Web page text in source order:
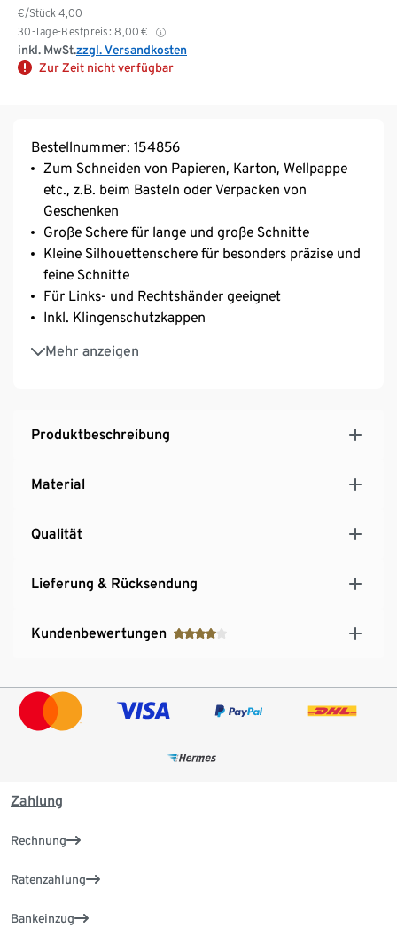
€/Stück 4,00
30-Tage-Bestpreis: 8,00 €
inkl. MwSt.zzgl. Versandkosten
Zur Zeit nicht verfügbar
Bestellnummer: 154856
Zum Schneiden von Papieren, Karton, Wellpappe
etc., z.B. beim Basteln oder Verpacken von
Geschenken
Große Schere für lange und große Schnitte
Kleine Silhouettenschere für besonders präzise und
feine Schnitte
Für Links- und Rechtshänder geeignet
Inkl. Klingenschutzkappen
Mehr anzeigen
2 Längen – 1x ca. 11 cm und 1x ca. 20 cm
Produktbeschreibung
Material
Qualität
Lieferung & Rücksendung
Kundenbewertungen
Zahlung
Rechnung
Ratenzahlung
Bankeinzug